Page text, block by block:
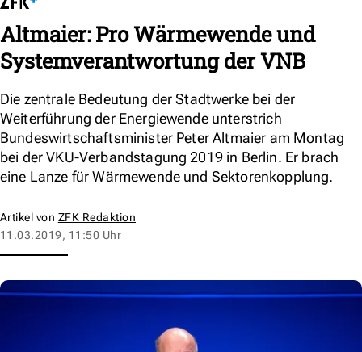
Altmaier: Pro Wärmewende und
Systemverantwortung der VNB
Die zentrale Bedeutung der Stadtwerke bei der
Weiterführung der Energiewende unterstrich
Bundeswirtschaftsminister Peter Altmaier am Montag
bei der VKU-Verbandstagung 2019 in Berlin. Er brach
eine Lanze für Wärmewende und Sektorenkopplung.
Artikel von ZFK Redaktion
11.03.2019, 11:50 Uhr